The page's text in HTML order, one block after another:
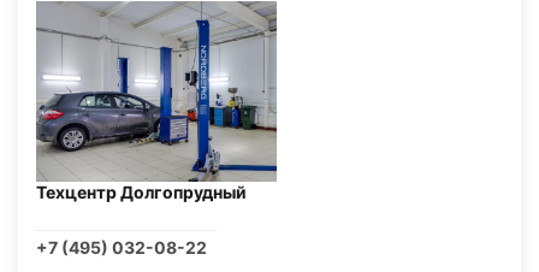
Техцентр Долгопрудный
+7 (495) 032-08-22